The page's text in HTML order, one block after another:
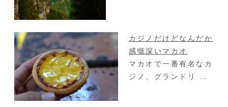
カジノだけどなんだか
感慨深いマカオ
マカオで一番有名なカ
ジノ、グランドリ …